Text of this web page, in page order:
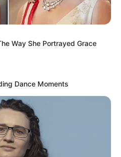
nemzetközi szintre lépett
elnök és Magyar Péter
távozni a Sándor-
álló jogi
érdekében, hogy
pozícióját.
Way She Portrayed Grace
Dance Moments